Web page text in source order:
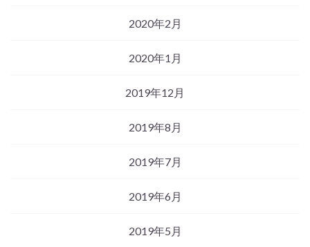
2020年2月
2020年1月
2019年12月
2019年8月
2019年7月
2019年6月
2019年5月